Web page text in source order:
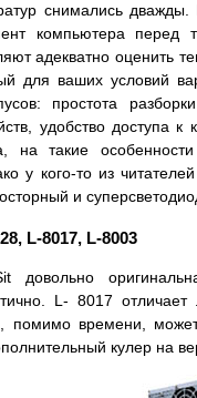
снимались
компьютера перед
адекватно оценить
для ваших условий
простота
удобство доступа
на такие
у кого-то из
и
L-8017, L-8003
довольно
L- 8017
помимо времени,
кулер на